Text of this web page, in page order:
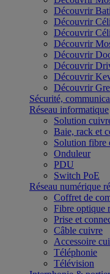
Découvrir
Découvrir
Découvrir
Découvrir
Découvrir
Découvrir
Découvrir
Découvrir
Sécurité,
Réseau informatique
Solution
Baie, rack et
Solution fibre
Onduleur
PDU
Switch PoE
Réseau numérique
Coffret de
Fibre optique
Prise et
Câble cuivre
Accessoire
Téléphonie
Télévision